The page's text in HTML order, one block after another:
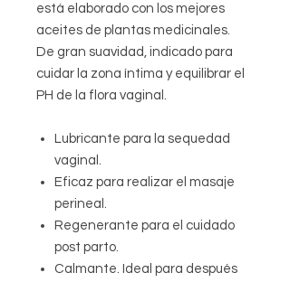
está elaborado con los mejores
aceites de plantas medicinales.
De gran suavidad, indicado para
cuidar la zona íntima y equilibrar el
PH de la flora vaginal.
Lubricante para la sequedad
vaginal.
Eficaz para realizar el masaje
perineal.
Regenerante para el cuidado
post parto.
Calmante. Ideal para después